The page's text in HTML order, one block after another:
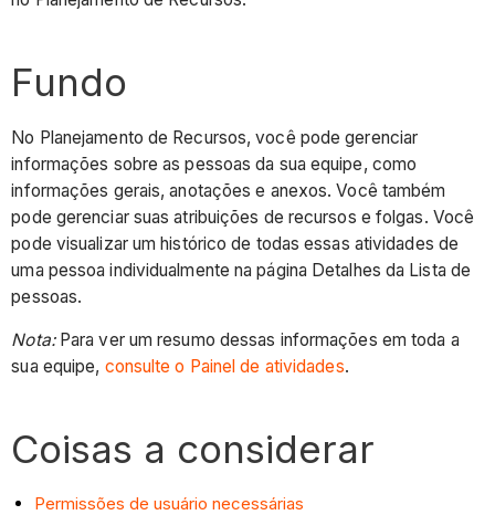
Fundo
No Planejamento de Recursos, você pode gerenciar
informações sobre as pessoas da sua equipe, como
informações gerais, anotações e anexos. Você também
pode gerenciar suas atribuições de recursos e folgas. Você
pode visualizar um histórico de todas essas atividades de
uma pessoa individualmente na página Detalhes da Lista de
pessoas.
Nota:Para ver um resumo dessas informações em toda a
sua equipe, consulte o Painel de atividades.
Coisas a considerar
Permissões de usuário necessárias